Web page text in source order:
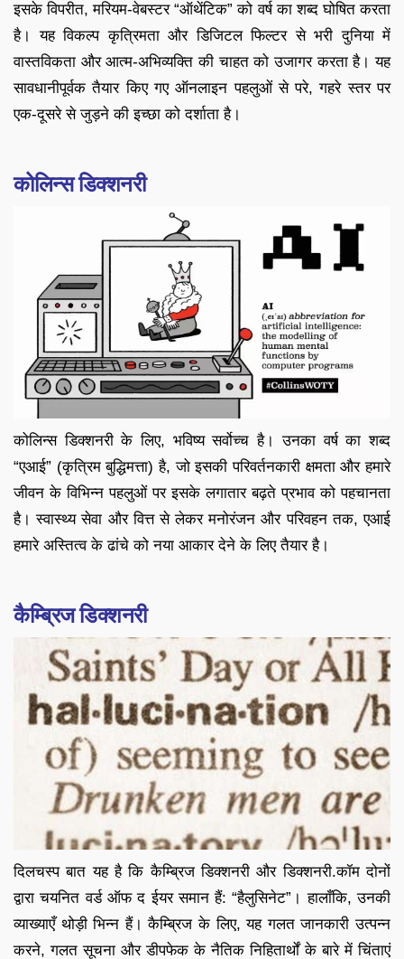
इसके विपरीत, मरियम-वेबस्टर “ऑथेंटिक” को वर्ष का शब्द घोषित करता
है। यह विकल्प कृत्रिमता और डिजिटल फिल्टर से भरी दुनिया में
वास्तविकता और आत्म-अभिव्यक्ति की चाहत को उजागर करता है। यह
सावधानीपूर्वक तैयार किए गए ऑनलाइन पहलुओं से परे, गहरे स्तर पर
एक-दूसरे से जुड़ने की इच्छा को दर्शाता है।
कोलिन्स डिक्शनरी
कोलिन्स डिक्शनरी के लिए, भविष्य सर्वोच्च है। उनका वर्ष का शब्द
“एआई” (कृत्रिम बुद्धिमत्ता) है, जो इसकी परिवर्तनकारी क्षमता और हमारे
जीवन के विभिन्न पहलुओं पर इसके लगातार बढ़ते प्रभाव को पहचानता
है। स्वास्थ्य सेवा और वित्त से लेकर मनोरंजन और परिवहन तक, एआई
हमारे अस्तित्व के ढांचे को नया आकार देने के लिए तैयार है।
कैम्ब्रिज डिक्शनरी
दिलचस्प बात यह है कि कैम्ब्रिज डिक्शनरी और डिक्शनरी.कॉम दोनों
द्वारा चयनित वर्ड ऑफ द ईयर समान हैं: “हैलुसिनेट”। हालाँकि, उनकी
व्याख्याएँ थोड़ी भिन्न हैं। कैम्ब्रिज के लिए, यह गलत जानकारी उत्पन्न
करने, गलत सूचना और डीपफेक के नैतिक निहितार्थों के बारे में चिंताएं